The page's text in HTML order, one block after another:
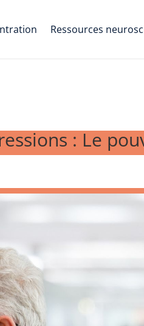
Ressources
: Le